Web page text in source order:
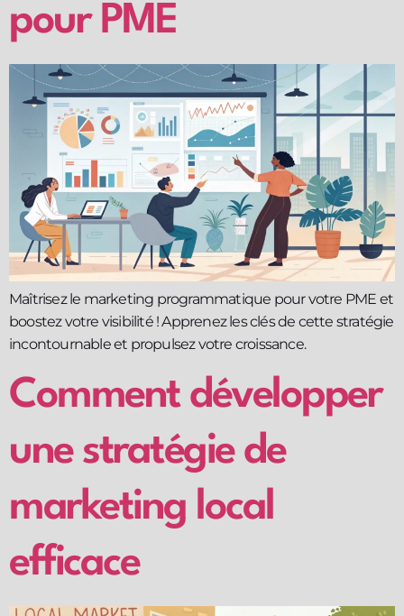
pour PME
Maîtrisez le marketing programmatique pour votre PME et
boostez votre visibilité ! Apprenez les clés de cette stratégie
incontournable et propulsez votre croissance.
Comment développer
une stratégie de
marketing local
efficace